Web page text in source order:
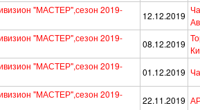
"МАСТЕР",сезон 2019-
12.12.2019
"МАСТЕР",сезон 2019-
08.12.2019
"МАСТЕР",сезон 2019-
01.12.2019
"МАСТЕР",сезон 2019-
22.11.2019